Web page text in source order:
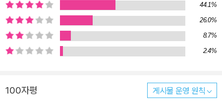
44.1%
26.0%
8.7%
2.4%
100자평 게시물 운영 원칙